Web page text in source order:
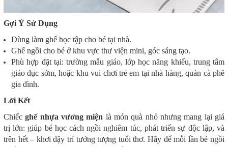
Gợi Ý Sử Dụng
Dùng làm ghế học tập cho bé tại nhà.
Ghế ngồi cho bé ở khu vực thư viện mini, góc sáng tạo.
Phù hợp đặt tại: trường mẫu giáo, lớp học năng khiếu, trung tâm
giáo dục sớm, hoặc khu vui chơi trẻ em tại nhà hàng, quán cà phê
gia đình.
Lời Kết
Chiếcghế nhựa vương miện là món quà nhỏ nhưng mang lại giá
trị lớn: giúp bé học cách ngồi nghiêm túc, phát triển sự độc lập, và
trên hết – khơi dậy trí tưởng tượng tuổi thơ. Hãy để mỗi lần bé ngồi